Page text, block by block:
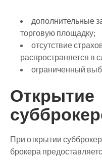
дополнительные
торговую площадку;
отсутствие
распространяется в
ограниченный
Открытие
При открытии
брокера